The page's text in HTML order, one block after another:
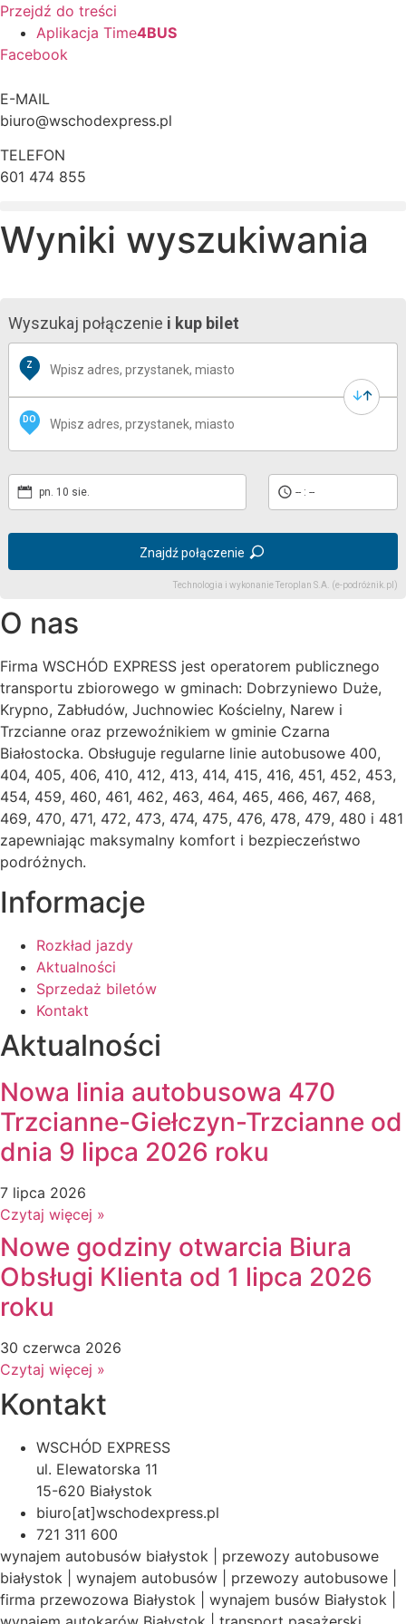
Przejdź do treści
Aplikacja Time4BUS
Facebook
E-MAIL
biuro@wschodexpress.pl
TELEFON
601 474 855
Wyniki wyszukiwania
Wyszukaj połączenie i kup bilet
Technologia i wykonanieTeroplan S.A. (e-podróżnik.pl)
Z
DO
pn. 10 sie. -- : --
Znajdź połączenie
O nas
Firma WSCHÓD EXPRESS jest operatorem publicznego
transportu zbiorowego w gminach: Dobrzyniewo Duże,
Krypno, Zabłudów, Juchnowiec Kościelny, Narew i
Trzcianne oraz przewoźnikiem w gminie Czarna
Białostocka. Obsługuje regularne linie autobusowe 400,
404, 405, 406, 410, 412, 413, 414, 415, 416, 451, 452, 453,
454, 459, 460, 461, 462, 463, 464, 465, 466, 467, 468,
469, 470, 471, 472, 473, 474, 475, 476, 478, 479, 480 i 481
zapewniając maksymalny komfort i bezpieczeństwo
podróżnych.
Informacje
Rozkład jazdy
Aktualności
Sprzedaż biletów
Kontakt
Aktualności
Nowa linia autobusowa 470
Trzcianne-Giełczyn-Trzcianne od
dnia 9 lipca 2026 roku
7 lipca 2026
Czytaj więcej »
Nowe godziny otwarcia Biura
Obsługi Klienta od 1 lipca 2026
roku
30 czerwca 2026
Czytaj więcej »
Kontakt
WSCHÓD EXPRESS
ul. Elewatorska 11
15-620 Białystok
biuro[at]wschodexpress.pl
721 311 600
wynajem autobusów białystok | przewozy autobusowe
białystok | wynajem autobusów | przewozy autobusowe |
firma przewozowa Białystok | wynajem busów Białystok |